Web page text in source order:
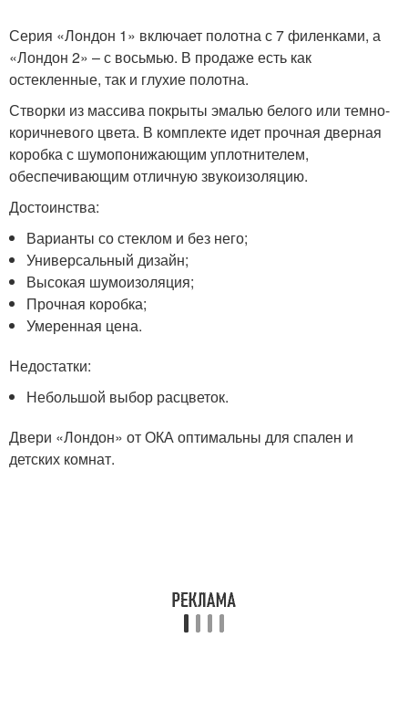
Серия «Лондон 1» включает полотна с 7 филенками, а
«Лондон 2» – с восьмью. В продаже есть как
остекленные, так и глухие полотна.
Створки из массива покрыты эмалью белого или темно-
коричневого цвета. В комплекте идет прочная дверная
коробка с шумопонижающим уплотнителем,
обеспечивающим отличную звукоизоляцию.
Достоинства:
Варианты со стеклом и без него;
Универсальный дизайн;
Высокая шумоизоляция;
Прочная коробка;
Умеренная цена.
Недостатки:
Небольшой выбор расцветок.
Двери «Лондон» от ОКА оптимальны для спален и
детских комнат.